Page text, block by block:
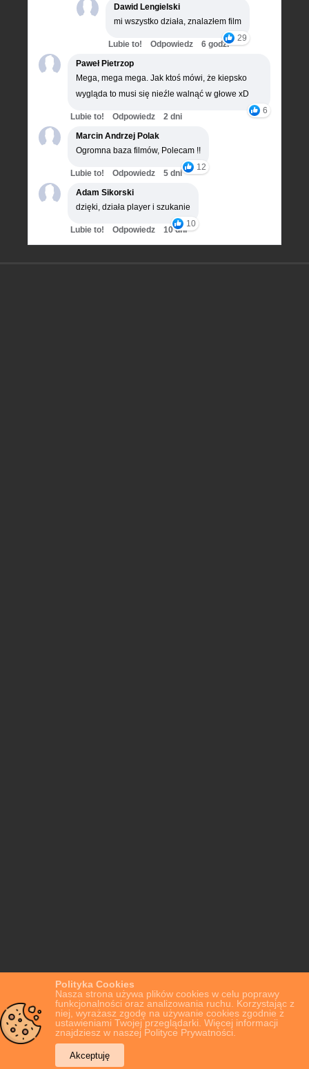
Polityka Cookies
Nasza strona używa plików cookies w celu poprawy
funkcjonalności oraz analizowania ruchu. Korzystając z
niej, wyrażasz zgodę na używanie cookies zgodnie z
ustawieniami Twojej przeglądarki. Więcej informacji
znajdziesz w naszej Polityce Prywatności.
Akceptuję
Dawid Lengielski
mi wszystko działa, znalazłem film
29
Lubie to! Odpowiedz
6 godz.
Paweł Pietrzop
Mega, mega mega. Jak ktoś mówi, że kiepsko
wygląda to musi się nieźle walnąć w głowe xD
6
Lubie to! Odpowiedz
2 dni
Marcin Andrzej Polak
Ogromna baza filmów, Polecam !!
12
Lubie to! Odpowiedz
5 dni
Adam Sikorski
dzięki, działa player i szukanie
10
Lubie to! Odpowiedz 10 dni